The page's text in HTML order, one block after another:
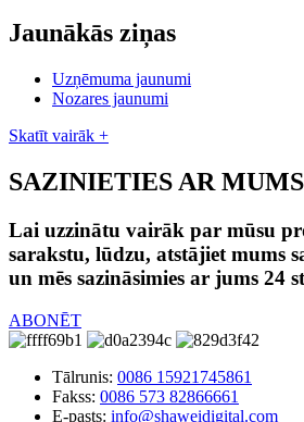
Jaunākās ziņas
Uzņēmuma jaunumi
Nozares jaunumi
Skatīt vairāk +
SAZINIETIES AR MUMS
Lai uzzinātu vairāk par mūsu
sarakstu, lūdzu, atstājiet mums
un mēs sazināsimies ar jums 24
ABONĒT
Tālrunis: 0086 15921745861
Fakss: 0086 573 82866661
E-pasts: info@shaweidigital.com